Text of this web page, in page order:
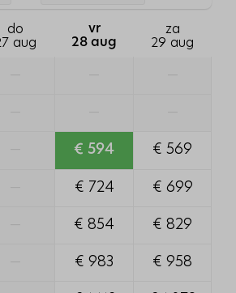
Verkoeling
do
aug
vr
28 aug
za
29 aug
€ 594 € 569
€ 724 € 699
€ 854 € 829
€ 983 € 958